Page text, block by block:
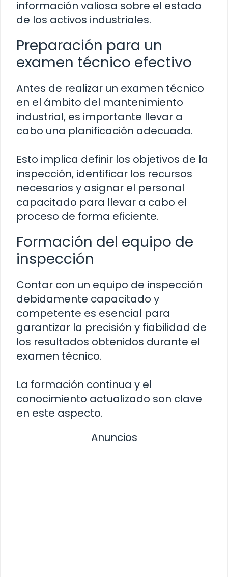
información valiosa sobre el estado
de los activos industriales.
Preparación para un
examen técnico efectivo
Antes de realizar un examen técnico
en el ámbito del mantenimiento
industrial, es importante llevar a
cabo una planificación adecuada.
Esto implica definir los objetivos de la
inspección, identificar los recursos
necesarios y asignar el personal
capacitado para llevar a cabo el
proceso de forma eficiente.
Formación del equipo de
inspección
Contar con un equipo de inspección
debidamente capacitado y
competente es esencial para
garantizar la precisión y fiabilidad de
los resultados obtenidos durante el
examen técnico.
La formación continua y el
conocimiento actualizado son clave
en este aspecto.
Anuncios